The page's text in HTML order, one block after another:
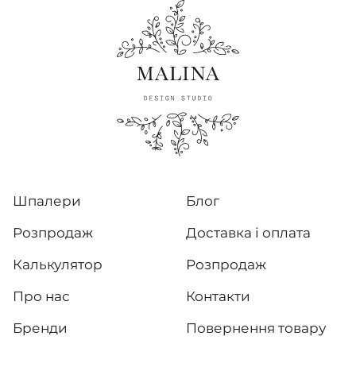
Шпалери
Розпродаж
Калькулятор
Про нас
Бренди
Блог
Доставка і оплата
Розпродаж
Контакти
Повернення товару